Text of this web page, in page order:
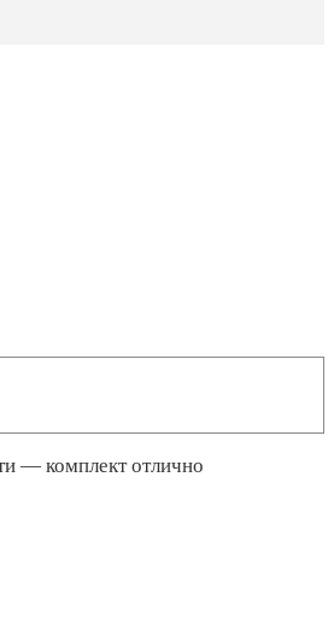
— комплект отлично